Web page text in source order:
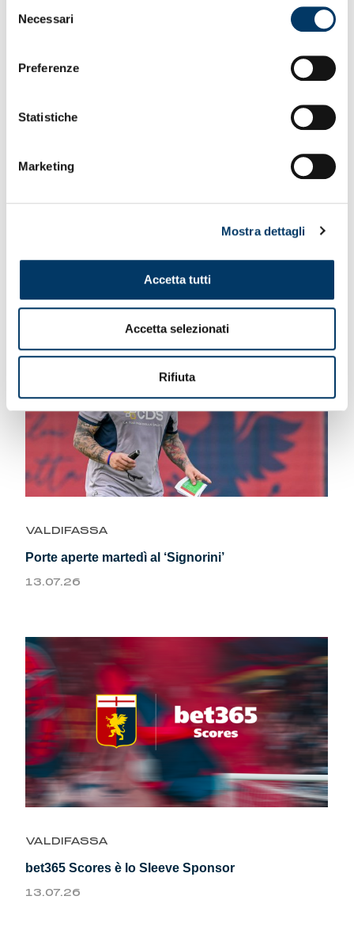
delNecessari
Preferenze
Statistiche
Marketing
Mostra dettagli
Accetta tutti
Accetta selezionati
Rifiuta
VALDIFASSA
Porte aperte martedì al ‘Signorini’
13.07.26
VALDIFASSA
bet365 Scores è lo Sleeve Sponsor
13.07.26